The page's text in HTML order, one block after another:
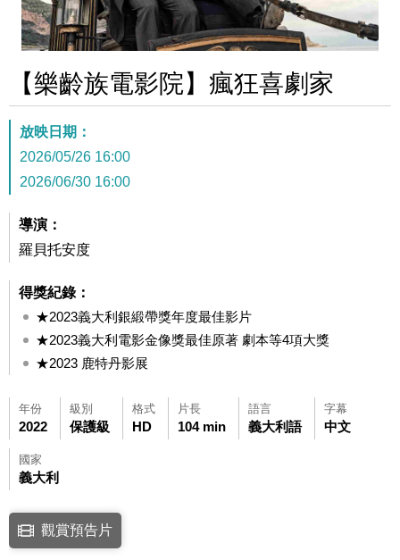
【樂齡族電影院】瘋狂喜劇家
放映日期：
2026/05/26 16:00
2026/06/30 16:00
導演：
羅貝托安度
得獎紀錄：
★2023義大利銀緞帶獎年度最佳影片
★2023義大利電影金像獎最佳原著 劇本等4項大獎
★2023 鹿特丹影展
年份
2022
級別
保護級
格式
HD
片長
104 min
語言
義大利語
字幕
中文
國家
義大利
點擊下列連結開啟視窗後，可使用鍵盤Tab鍵移至影片中央播放鍵，再
連結至Youtube網站觀看此影片(開新視窗)
觀賞預告片